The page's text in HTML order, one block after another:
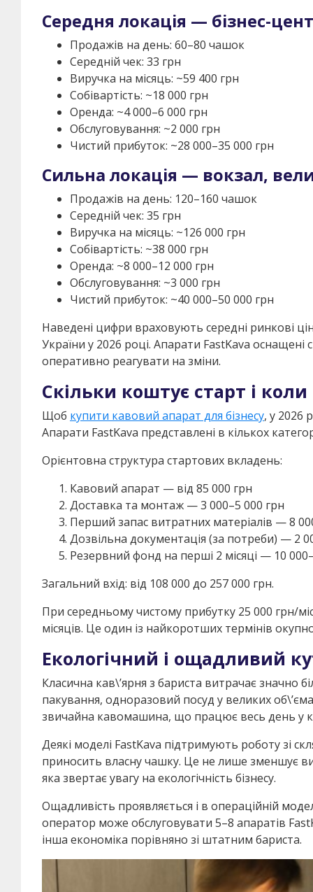
Середня локація — бізнес-
Продажів на день: 60–80 чашок
Середній чек: 33 грн
Виручка на місяць: ~59 400 грн
Собівартість: ~18 000 грн
Оренда: ~4 000–6 000 грн
Обслуговування: ~2 000 грн
Чистий прибуток: ~28 000–35 000 грн
Сильна локація — вокзал,
Продажів на день: 120–160 чашок
Середній чек: 35 грн
Виручка на місяць: ~126 000 грн
Собівартість: ~38 000 грн
Оренда: ~8 000–12 000 грн
Обслуговування: ~3 000 грн
Чистий прибуток: ~40 000–50 000 грн
Наведені цифри враховують середні ринкові
України у 2026 році. Апарати FastKava
оперативно реагувати на зміни.
Скільки коштує старт і коли
Щоб купити кавовий апарат для бізнесу, у 2026
Апарати FastKava представлені в кількох
Орієнтовна структура стартових вкладень:
Кавовий апарат — від 85 000 грн
Доставка та монтаж — 3 000–5 000 грн
Перший запас витратних матеріалів — 8
Дозвільна документація (за потреби) — 2
Резервний фонд на перші 2 місяці — 10
Загальний вхід: від 108 000 до 257 000 грн.
При середньому чистому прибутку 25 000 грн/
місяців. Це один із найкоротших термінів
Екологічний і ощадливий
Класична кав\’ярня з бариста витрачає значно
пакування, одноразовий посуд у великих
звичайна кавомашина, що працює весь день у
Деякі моделі FastKava підтримують роботу зі
приносить власну чашку. Це не лише зменшує
яка звертає увагу на екологічність бізнесу.
Ощадливість проявляється і в операційній
оператор може обслуговувати 5–8 апаратів
інша економіка порівняно зі штатним бариста.